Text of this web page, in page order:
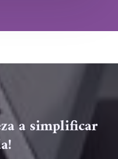
a simplificar